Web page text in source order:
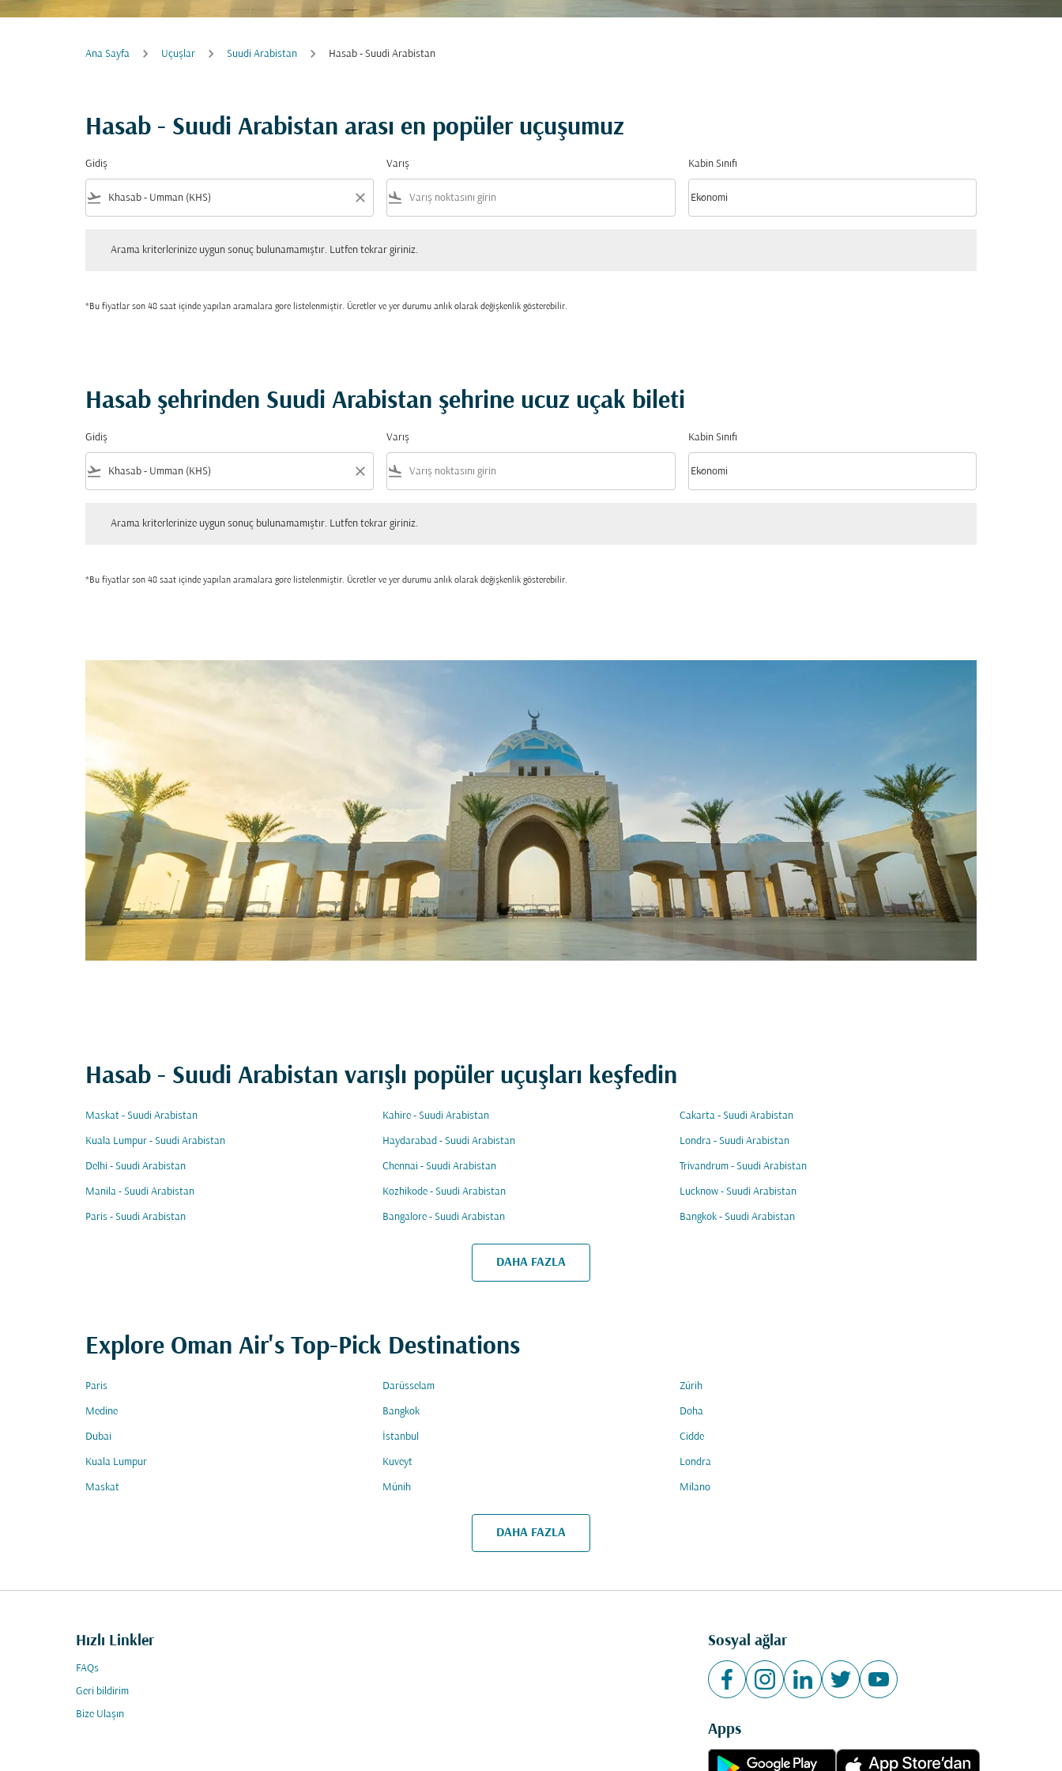
Ana Sayfa Uçuşlar Suudi Arabistan Hasab - Suudi Arabistan
Hasab - Suudi Arabistan arası en popüler uçuşumuz
Gidiş
flight_takeoff close
Varış
flight_land
Kabin Sınıfı
Kabin Sınıfı option Ekonomi Selected
Ekonomi
keyboard_arrow_down
Arama kriterlerinize uygun sonuç bulunamamıştır. Lutfen tekrar giriniz.
*Bu fiyatlar son 48 saat içinde yapılan aramalara gore listelenmiştir. Ücretler ve yer durumu anlık olarak değişkenlik gösterebilir.
Hasab şehrinden Suudi Arabistan şehrine ucuz uçak bileti
Gidiş
flight_takeoff close
Varış
flight_land
Kabin Sınıfı
Kabin Sınıfı option Ekonomi Selected
Ekonomi
keyboard_arrow_down
Arama kriterlerinize uygun sonuç bulunamamıştır. Lutfen tekrar giriniz.
*Bu fiyatlar son 48 saat içinde yapılan aramalara gore listelenmiştir. Ücretler ve yer durumu anlık olarak değişkenlik gösterebilir.
Hasab - Suudi Arabistan varışlı popüler uçuşları keşfedin
Maskat - Suudi Arabistan Kahire - Suudi Arabistan Cakarta - Suudi Arabistan
Kuala Lumpur - Suudi Arabistan Haydarabad - Suudi Arabistan Londra - Suudi Arabistan
Delhi - Suudi Arabistan Chennai - Suudi Arabistan Trivandrum - Suudi Arabistan
Manila - Suudi Arabistan Kozhikode - Suudi Arabistan Lucknow - Suudi Arabistan
Paris - Suudi Arabistan Bangalore - Suudi Arabistan Bangkok - Suudi Arabistan
DAHA FAZLA
Explore Oman Air's Top-Pick Destinations
Paris Darüsselam Zürih
Medine Bangkok Doha
Dubai İstanbul Cidde
Kuala Lumpur Kuveyt Londra
Maskat Münih Milano
DAHA FAZLA
Hızlı Linkler
FAQs
Geri bildirim
Bize Ulaşın
Sosyal ağlar
Apps